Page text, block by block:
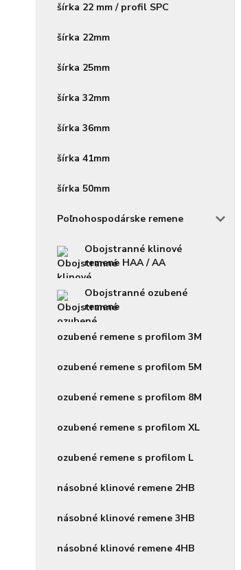
šírka 22 mm / profil SPC
šírka 22mm
šírka 25mm
šírka 32mm
šírka 36mm
šírka 41mm
šírka 50mm
Poľnohospodárske remene
Obojstranné klinové
remene HAA / AA
Obojstranné ozubené
remene
ozubené remene s profilom 3M
ozubené remene s profilom 5M
ozubené remene s profilom 8M
ozubené remene s profilom XL
ozubené remene s profilom L
násobné klinové remene 2HB
násobné klinové remene 3HB
násobné klinové remene 4HB